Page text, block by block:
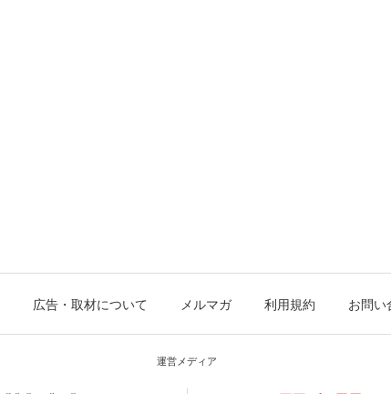
広告・取材について メルマガ 利用規約 お問い
運営メディア